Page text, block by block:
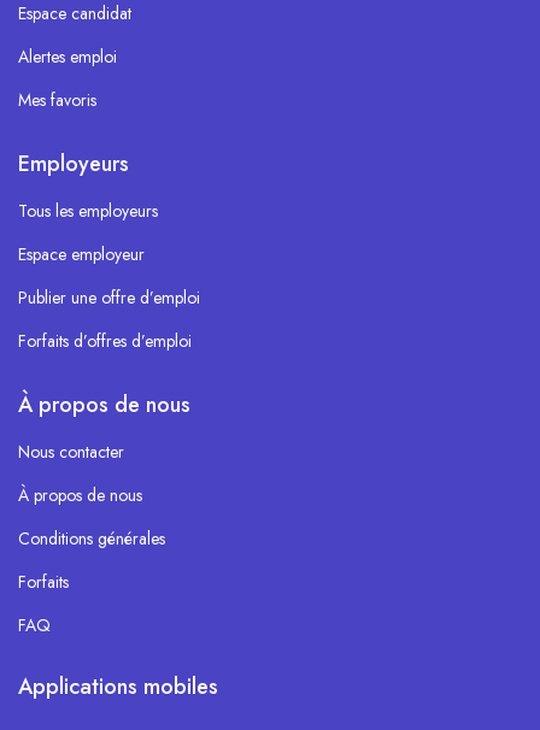
Espace candidat
Alertes emploi
Mes favoris
Employeurs
Tous les employeurs
Espace employeur
Publier une offre d’emploi
Forfaits d’offres d’emploi
À propos de nous
Nous contacter
À propos de nous
Conditions générales
Forfaits
FAQ
Applications mobiles